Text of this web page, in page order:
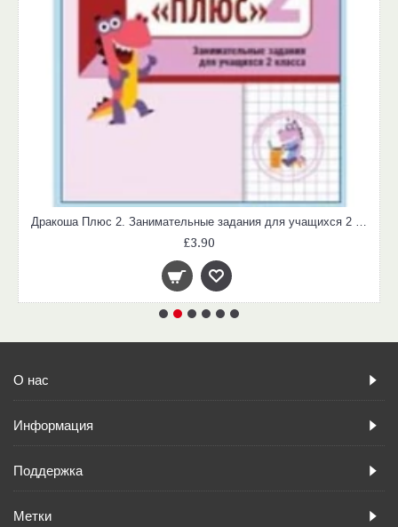
Дракоша Плюс 2. Занимательные задания для учащихся 2 класса
£3.90
О нас
Информация
Поддержка
Метки